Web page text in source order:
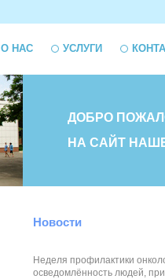
О НАС УСЛУГИ
ДОБРО
НА САЙТ
Новости
Неделя профилактики
осведомлённость людей,